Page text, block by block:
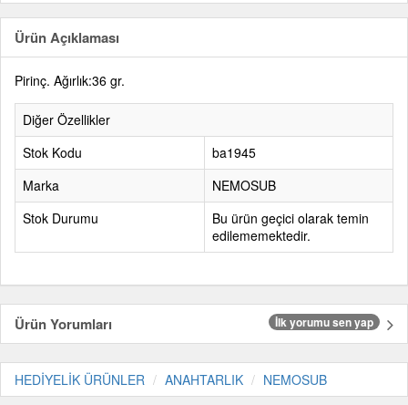
Ürün Açıklaması
Pirinç. Ağırlık:36 gr.
Diğer Özellikler
Stok Kodu
ba1945
Marka
NEMOSUB
Stok Durumu
Bu ürün geçici olarak temin
edilememektedir.
Ürün Yorumları İlk yorumu sen yap
HEDİYELİK ÜRÜNLER ANAHTARLIK NEMOSUB